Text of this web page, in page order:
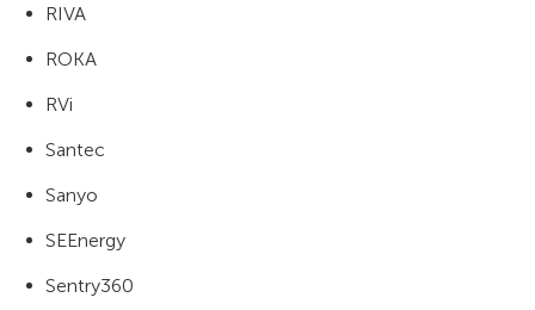
RIVA
ROKA
RVi
Santec
Sanyo
SEEnergy
Sentry360